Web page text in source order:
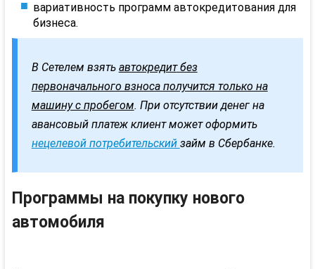
вариативность программ автокредитованиядля
бизнеса.
В Сетелем взять автокредитбез
первоначального взноса получится только на
машину с пробегом. При отсутствии денег на
авансовый платеж клиент может оформить
нецелевой потребительский займ в Сбербанке.
Программы на покупку нового
автомобиля